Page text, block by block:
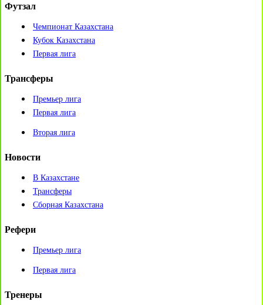
Футзал
Чемпионат Казахстана
Кубок Казахстана
Первая лига
Трансферы
Премьер лига
Первая лига
Вторая лига
Новости
В Казахстане
Трансферы
Сборная Казахстана
Рефери
Премьер лига
Первая лига
Тренеры